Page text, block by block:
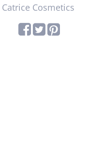
Catrice Cosmetics